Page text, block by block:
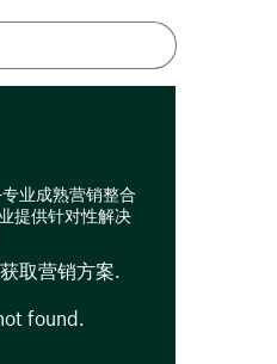
业成熟营销整合
提供针对性解决
取营销方案.
found.